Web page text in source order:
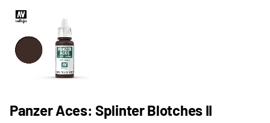
Panzer Aces: Splinter Blotches II